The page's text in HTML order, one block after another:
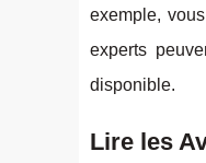
exemple,
experts
disponible.
Lire les